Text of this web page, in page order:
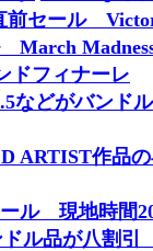
前セール
ドフィナーレ
などがバンド
ARTIST作品
ル 現地時間
ドル品が八割